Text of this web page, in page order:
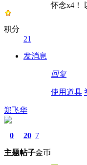
积分
21
发消息
怀念x4！
回复
使用道具
郑飞华
0
主题
20
帖子
7
金币